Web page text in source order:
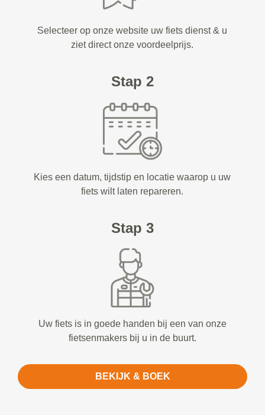
Selecteer op onze website uw fiets dienst & u
ziet direct onze voordeelprijs.
Stap 2
Kies een datum, tijdstip en locatie waarop u uw
fiets wilt laten repareren.
Stap 3
Uw fiets is in goede handen bij een van onze
fietsenmakers bij u in de buurt.
BEKIJK & BOEK